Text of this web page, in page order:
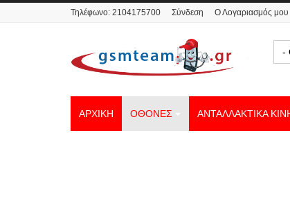
Τηλέφωνο: 2104175700 Σύνδεση Ο Λογαριασμός μου
-
ΑΡΧΙΚΗ ΟΘΟΝΕΣ ΑΝΤΑΛΛΑΚΤΙΚΑ